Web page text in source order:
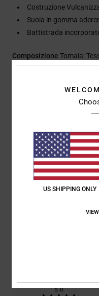
Costruzione
Suola in gomma
Battistrada
Composizione Tomaia:
Suola: Gomma
Spedizioni e Resi
Recensioni dei
5.0
US SHIPPING ONLY